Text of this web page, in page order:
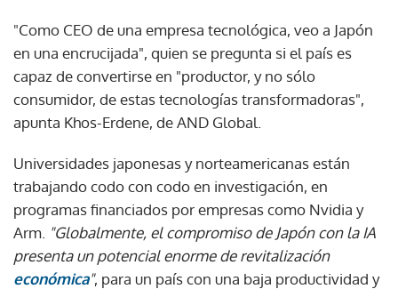
"Como CEO de una empresa tecnológica, veo a Japón
en una encrucijada", quien se pregunta si el país es
capaz de convertirse en "productor, y no sólo
consumidor, de estas tecnologías transformadoras",
apunta Khos-Erdene, de AND Global.
Universidades japonesas y norteamericanas están
trabajando codo con codo en investigación, en
programas financiados por empresas como Nvidia y
Arm. "Globalmente, el compromiso de Japón con la IA
presenta un potencial enorme de revitalización
económica", para un país con una baja productividad y